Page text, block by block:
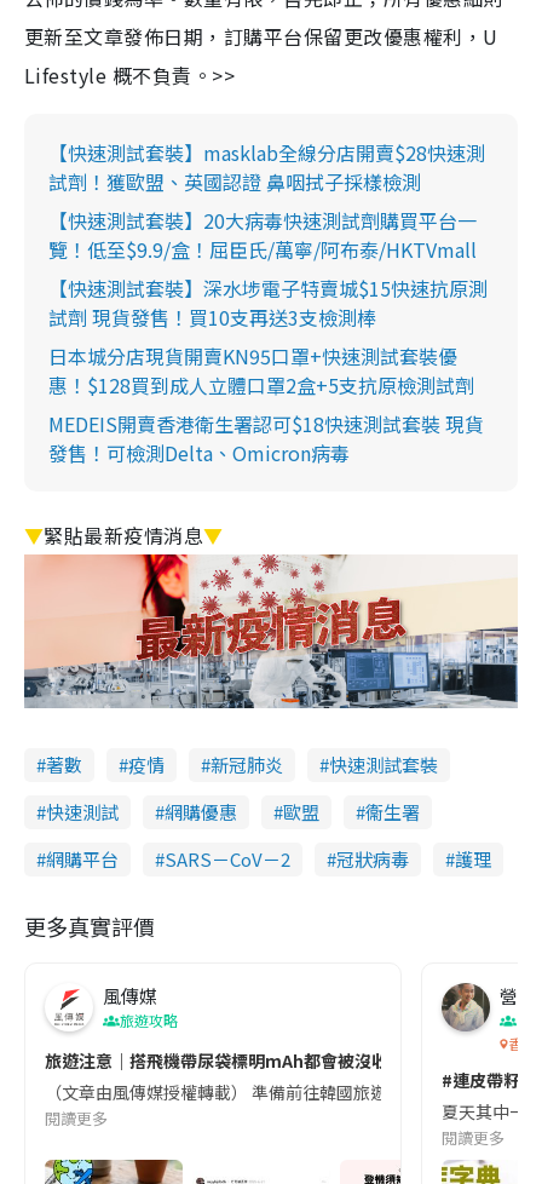
更新至文章發佈日期，訂購平台保留更改優惠權利，U
Lifestyle 概不負責。>>
【快速測試套裝】masklab全線分店開賣$28快速測
試劑！獲歐盟、英國認證 鼻咽拭子採樣檢測
【快速測試套裝】20大病毒快速測試劑購買平台一
覽！低至$9.9/盒！屈臣氏/萬寧/阿布泰/HKTVmall
【快速測試套裝】深水埗電子特賣城$15快速抗原測
試劑 現貨發售！買10支再送3支檢測棒
日本城分店現貨開賣KN95口罩+快速測試套裝優
惠！$128買到成人立體口罩2盒+5支抗原檢測試劑
MEDEIS開賣香港衛生署認可$18快速測試套裝 現貨
發售！可檢測Delta、Omicron病毒
▼緊貼最新疫情消息▼
著數 疫情 新冠肺炎
快速測試套裝
快速測試
網購優惠 歐盟
衞生署
網購平台
SARS－CoV－2 冠狀病毒 護理
更多真實評價
風傳媒
旅遊攻略
旅遊注意｜搭飛機帶尿袋標明mAh都會被沒收😱出發前切記檢查
（文章由風傳媒授權轉載） 準備前往韓國旅遊的民眾，近期要
閱讀更多
營養
香港
#連皮帶籽
夏天其中一
閱讀更多